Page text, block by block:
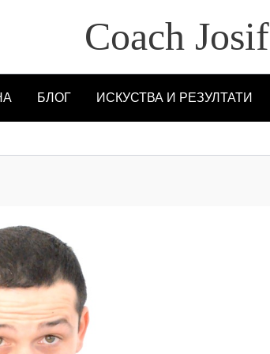
Coach Josif
БЛОГ ИСКУСТВА И РЕЗУЛТАТИ